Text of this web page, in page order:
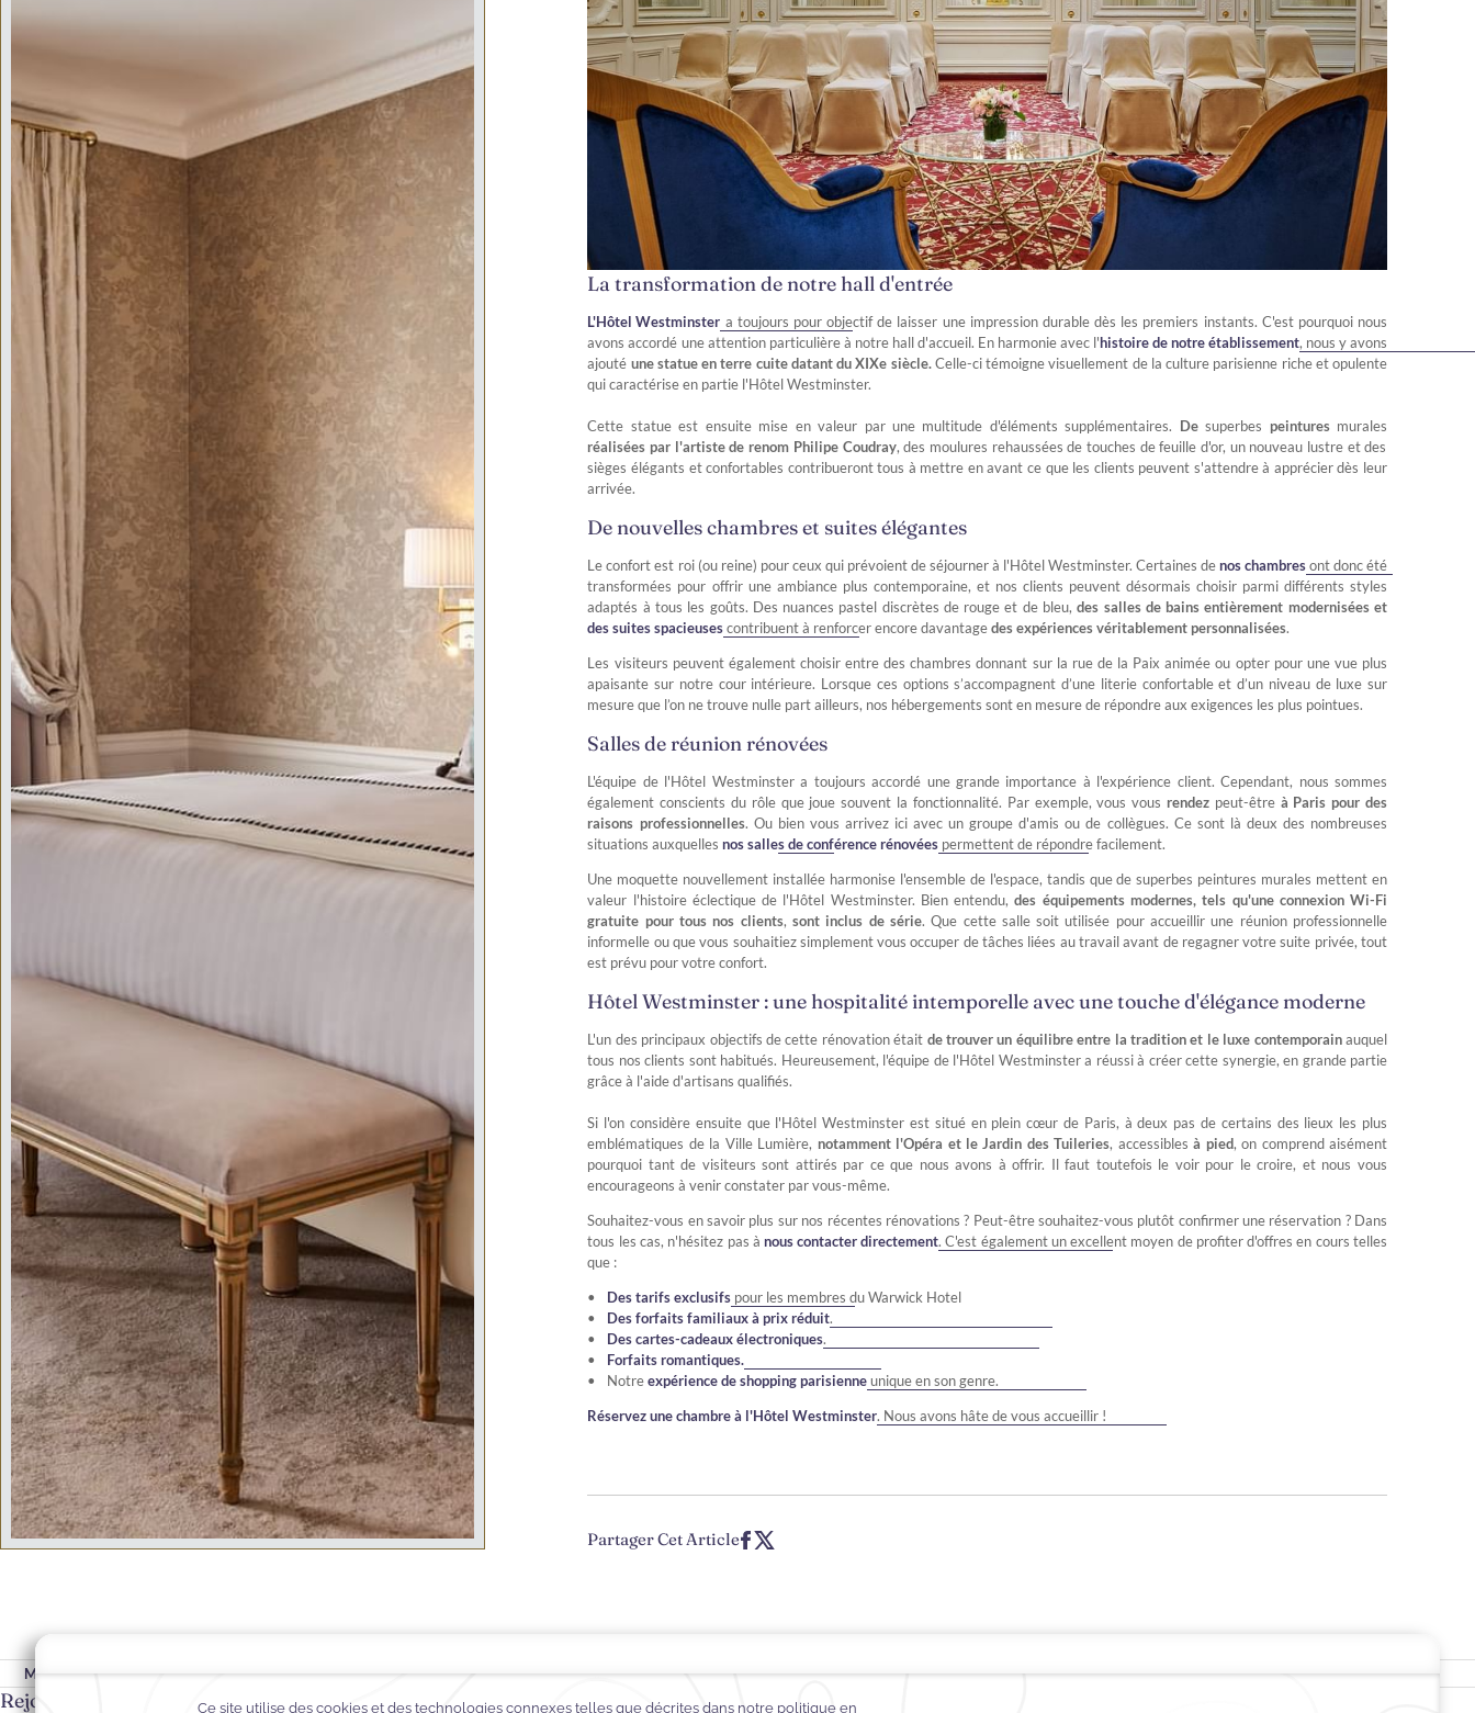
La transformation de notre hall d'entrée
L'Hôtel Westminster a toujours pour objectif de laisser une impression durable dès les premiers instants. C'est pourquoi nous
avons accordé une attention particulière à notre hall d'accueil. En harmonie avec l'histoire de notre établissement, nous y avons
ajouté une statue en terre cuite datant du XIXe siècle.Celle-ci témoigne visuellement de la culture parisienne riche et opulente
qui caractérise en partie l'Hôtel Westminster.
Cette statue est ensuite mise en valeur par une multitude d'éléments supplémentaires. Desuperbes peinturesmurales
réalisées par l'artiste de renom Philipe Coudray, des moulures rehaussées de touches de feuille d'or, un nouveau lustre et des
sièges élégants et confortables contribueront tous à mettre en avant ce que les clients peuvent s'attendre à apprécier dès leur
arrivée.
De nouvelles chambres et suites élégantes
Le confort est roi (ou reine) pour ceux qui prévoient de séjourner à l'Hôtel Westminster. Certaines denos chambresont donc été
transformées pour offrir une ambiance plus contemporaine, et nos clients peuvent désormais choisir parmi différents styles
adaptés à tous les goûts. Des nuances pastel discrètes de rouge et de bleu,des salles de bains entièrement modernisées et
des suites spacieusescontribuent à renforcer encore davantagedes expériences véritablement personnalisées.
Les visiteurs peuvent également choisir entre des chambres donnant sur la rue de la Paix animée ou opter pour une vue plus
apaisante sur notre cour intérieure. Lorsque ces options s’accompagnent d’une literie confortable et d’un niveau de luxe sur
mesure que l’on ne trouve nulle part ailleurs, nos hébergements sont en mesure de répondre aux exigences les plus pointues.
Salles de réunion rénovées
L'équipe de l'Hôtel Westminster a toujours accordé une grande importance à l'expérience client. Cependant, nous sommes
également conscients du rôle que joue souvent la fonctionnalité. Par exemple, vous vous rendezpeut-être à Paris pour des
raisons professionnelles. Ou bien vous arrivez ici avec un groupe d'amis ou de collègues. Ce sont là deux des nombreuses
situations auxquellesnos salles de conférence rénovées permettent de répondre facilement.
Une moquette nouvellement installée harmonise l'ensemble de l'espace, tandis que de superbes peintures murales mettent en
valeur l'histoire éclectique de l'Hôtel Westminster. Bien entendu,des équipements modernes, tels qu'une connexion Wi-Fi
gratuite pour tous nos clients, sont inclus de série. Que cette salle soit utilisée pour accueillir une réunion professionnelle
informelle ou que vous souhaitiez simplement vous occuper de tâches liées au travail avant de regagner votre suite privée, tout
est prévu pour votre confort.
Hôtel Westminster : une hospitalité intemporelle avec une touche d'élégance moderne
L'un des principaux objectifs de cette rénovation était de trouver un équilibre entre la tradition et le luxe contemporainauquel
tous nos clients sont habitués. Heureusement, l'équipe de l'Hôtel Westminster a réussi à créer cette synergie, en grande partie
grâce à l'aide d'artisans qualifiés.
Si l'on considère ensuite que l'Hôtel Westminster est situé en plein cœur de Paris, à deux pas de certains des lieux les plus
emblématiques de la Ville Lumière, notamment l'Opéra et le Jardin des Tuileries, accessibles à pied, on comprend aisément
pourquoi tant de visiteurs sont attirés par ce que nous avons à offrir. Il faut toutefois le voir pour le croire, et nous vous
encourageons à venir constater par vous-même.
Souhaitez-vous en savoir plus sur nos récentes rénovations ? Peut-être souhaitez-vous plutôt confirmer une réservation ? Dans
tous les cas, n'hésitez pas ànous contacter directement. C'est également un excellent moyen de profiter d'offres en cours telles
que :
Des tarifs exclusifs pour les membres du Warwick Hotel
Des forfaits familiaux à prix réduit.
Des cartes-cadeaux électroniques.
Forfaits romantiques.
Notreexpérience de shopping parisienneunique en son genre.
Réservez une chambre à l'Hôtel Westminster. Nous avons hâte de vous accueillir !
Partager Cet Article
MODIFIER MA RÉSERVATIONGARANTIE DU MEILLEUR PRIXCARTES-CADEAUX ÉLECTRONIQUESFOIRE AUX QUESTIONSCONTACTÀ PROPOS DE WARWICKCARRIÈRES
Rejoignez Notre Communauté